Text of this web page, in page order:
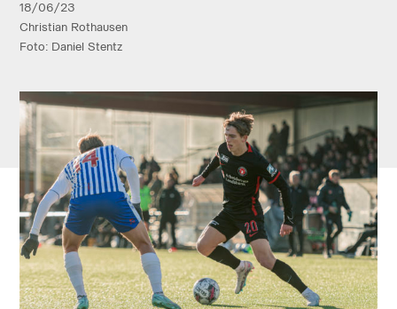
18/06/23
Christian Rothausen
Foto: Daniel Stentz